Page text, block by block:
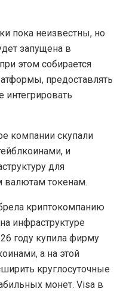
пока неизвестны, но
запущена в
этом собирается
предоставлять
интегрировать
компании скупали
и
для
валютам токенам.
криптокомпанию
инфраструктуре
году купила фирму
а на этой
круглосуточные
монет. Visa в